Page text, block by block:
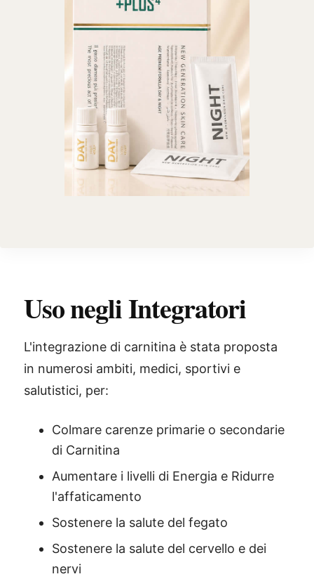
Uso negli Integratori
L'integrazione di carnitina è stata proposta
in numerosi ambiti, medici, sportivi e
salutistici, per:
Colmare carenze primarie o secondarie
di Carnitina
Aumentare i livelli di Energia e Ridurre
l'affaticamento
Sostenere la salute del fegato
Sostenere la salute del cervello e dei
nervi